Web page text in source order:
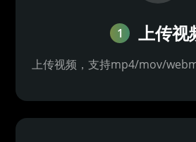
1 上传视
上传视频，支持mp4/mov/